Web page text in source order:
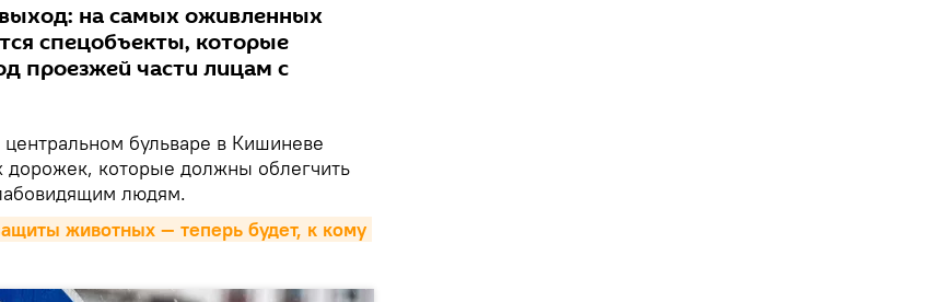
на самых оживленных
спецобъекты, которые
проезжей части лицам с
бульваре в Кишиневе
дорожек, которые должны облегчить
людям.
животных — теперь будет, к кому